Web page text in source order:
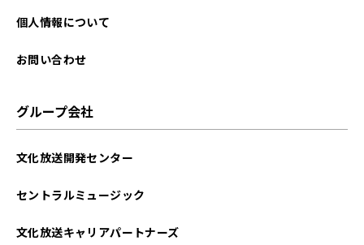
2022年05月
個人情報について
お問い合わせ
グループ会社
文化放送開発センター
セントラルミュージック
文化放送キャリアパートナーズ